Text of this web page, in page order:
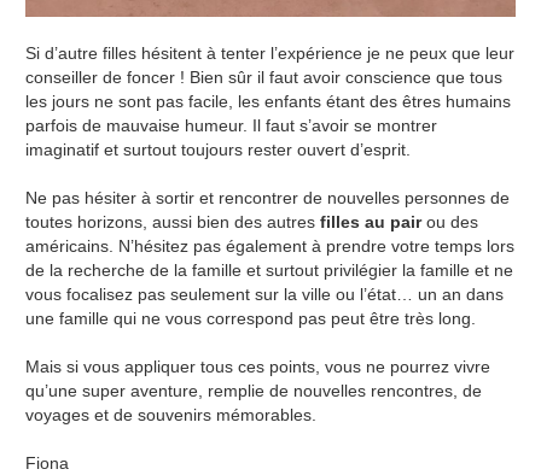
Si d’autre filles hésitent à tenter l’expérience je ne peux que leur
conseiller de foncer ! Bien sûr il faut avoir conscience que tous
les jours ne sont pas facile, les enfants étant des êtres humains
parfois de mauvaise humeur. Il faut s’avoir se montrer
imaginatif et surtout toujours rester ouvert d’esprit.
Ne pas hésiter à sortir et rencontrer de nouvelles personnes de
toutes horizons, aussi bien des autresfilles au pairou des
américains. N’hésitez pas également à prendre votre temps lors
de la recherche de la famille et surtout privilégier la famille et ne
vous focalisez pas seulement sur la ville ou l’état… un an dans
une famille qui ne vous correspond pas peut être très long.
Mais si vous appliquer tous ces points, vous ne pourrez vivre
qu’une super aventure, remplie de nouvelles rencontres, de
voyages et de souvenirs mémorables.
Fiona